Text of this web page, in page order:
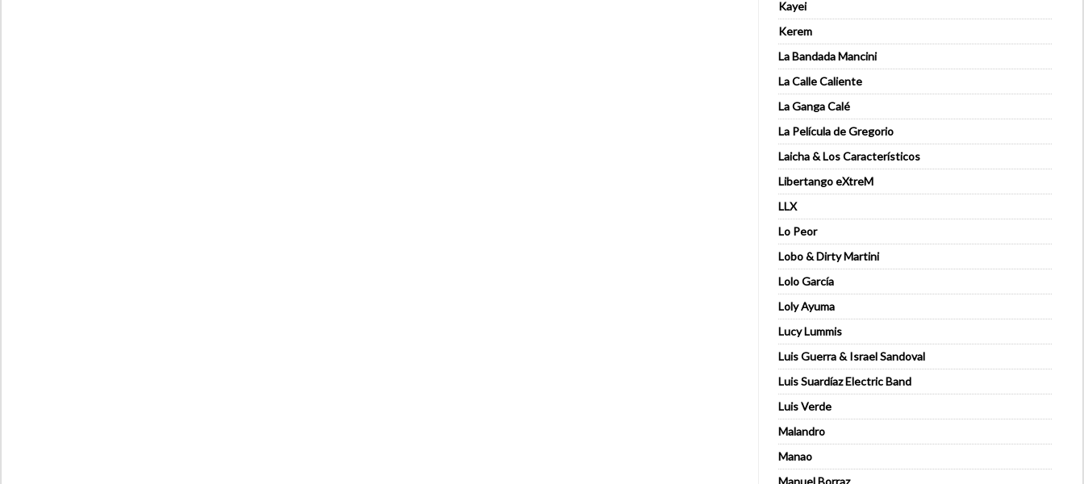
Kayei
Kerem
La Bandada Mancini
La Calle Caliente
La Ganga Calé
La Película de Gregorio
Laicha & Los Característicos
Libertango eXtreM
LLX
Lo Peor
Lobo & Dirty Martini
Lolo García
Loly Ayuma
Lucy Lummis
Luis Guerra & Israel Sandoval
Luis Suardíaz Electric Band
Luis Verde
Malandro
Manao
Manuel Borraz